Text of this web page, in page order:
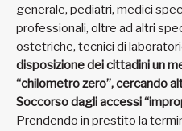
generale, pediatri, medici
professionali, oltre ad altri
ostetriche, tecnici di
disposizione dei cittadini un
“chilometro zero”, cercando
Soccorso dagli accessi
Prendendo in prestito la